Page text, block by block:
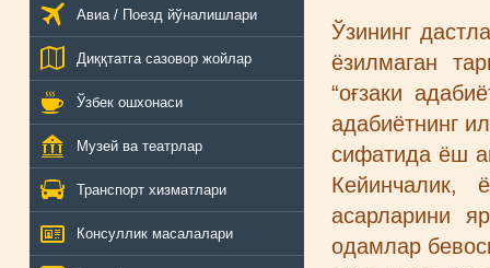
Авиа / Поезд йўналишлари
Диққтатга сазовор жойлар
Ўзбек ошхонаси
Музей ва театрлар
Транспорт хизматлари
Консуллик масалалари
Ўзининг
ёзилмаган
“оғзаки
адабиётнинг
сифатида ёш
Кейинчалик,
асарларини
одамлар